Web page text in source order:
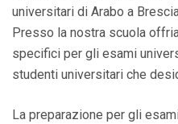
universitari di Arabo a
Presso la nostra scuola
specifici per gli esami
studenti universitari che
La preparazione per gli